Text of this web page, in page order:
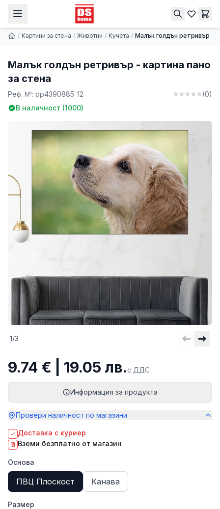
/ Картини за стена / Животни / Кучета / Малък голдън ретривър -
Малък голдън ретривър - картина пано
за стена
Реф. №: pp4390885-12 (0)
В наличност (1000)
1/3
9.74 € | 19.05 лв.с ДДС
Информация за продукта
Провери наличност по магазини
Доставка с куриер
Вземи безплатно от магазин
Основа
ПВЦ Плоскост Канава
Размер
9.74 € | 19.05 лв. Купи